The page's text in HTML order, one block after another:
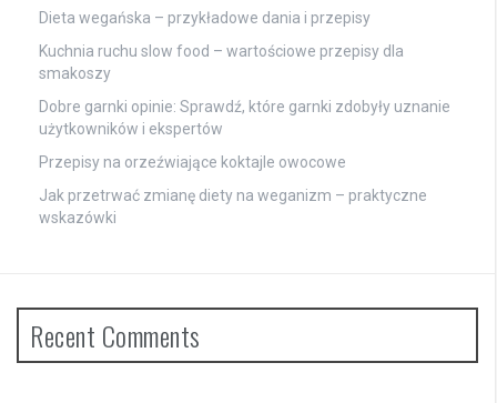
Dieta wegańska – przykładowe dania i przepisy
Kuchnia ruchu slow food – wartościowe przepisy dla
smakoszy
Dobre garnki opinie: Sprawdź, które garnki zdobyły uznanie
użytkowników i ekspertów
Przepisy na orzeźwiające koktajle owocowe
Jak przetrwać zmianę diety na weganizm – praktyczne
wskazówki
Recent Comments